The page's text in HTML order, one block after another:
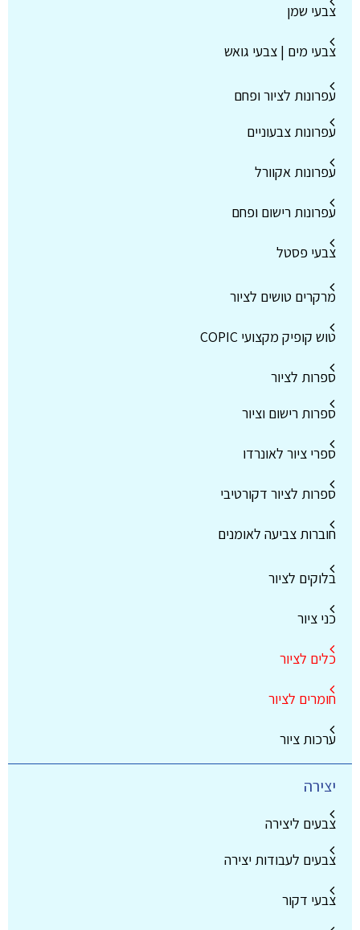
צבעי שמן
צבעי מים | צבעי גואש
עפרונות לציור ופחם
עפרונות צבעוניים
עפרונות אקוורל
עפרונות רישום ופחם
צבעי פסטל
מרקרים טושים לציור
טוש קופיק מקצועי COPIC
ספרות לציור
ספרות רישום וציור
ספרי ציור לאונרדו
ספרות לציור דקורטיבי
חוברות צביעה לאומנים
בלוקים לציור
כני ציור
כלים לציור
חומרים לציור
ערכות ציור
יצירה
צבעים ליצירה
צבעים לעבודות יצירה
צבעי דקור